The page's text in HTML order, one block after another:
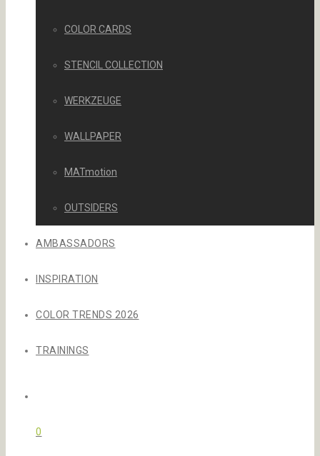
COLOR CARDS
STENCIL COLLECTION
WERKZEUGE
WALLPAPER
MATmotion
OUTSIDERS
AMBASSADORS
INSPIRATION
COLOR TRENDS 2026
TRAININGS
0